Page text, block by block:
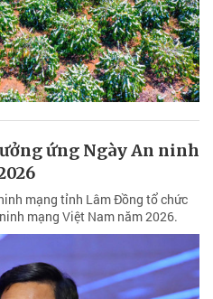
ứng Ngày An ninh
mạng tỉnh Lâm Đồng tổ chức
mạng Việt Nam năm 2026.